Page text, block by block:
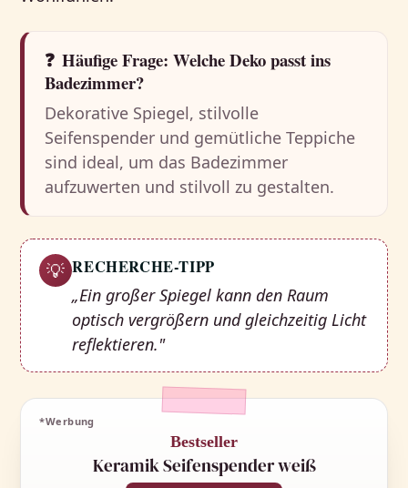
❓ Häufige Frage: Welche Deko passt ins
Badezimmer?
Dekorative Spiegel, stilvolle
Seifenspender und gemütliche Teppiche
sind ideal, um das Badezimmer
aufzuwerten und stilvoll zu gestalten.
💡 RECHERCHE-TIPP
„Ein großer Spiegel kann den Raum
optisch vergrößern und gleichzeitig Licht
reflektieren."
*Werbung
Bestseller
Keramik Seifenspender weiß